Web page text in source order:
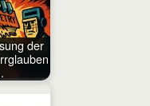
der